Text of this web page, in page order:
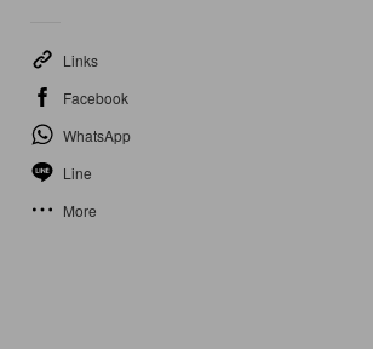
Links
Facebook
WhatsApp
Line
More